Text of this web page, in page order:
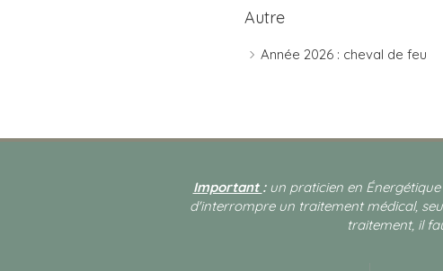
Autre
Année 2026 : cheval de feu
Important : un praticien en
d'interrompre un traitement médical,
traitement, il